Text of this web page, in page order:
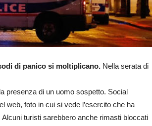
di panico si moltiplicano. Nella serata di
presenza di un uomo sospetto. Social
web, foto in cui si vede l’esercito che ha
turisti sarebbero anche rimasti bloccati